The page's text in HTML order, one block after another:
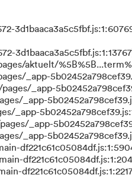
aktuelt/
_app-
_app-
_app-
_app-
_app-
_app-